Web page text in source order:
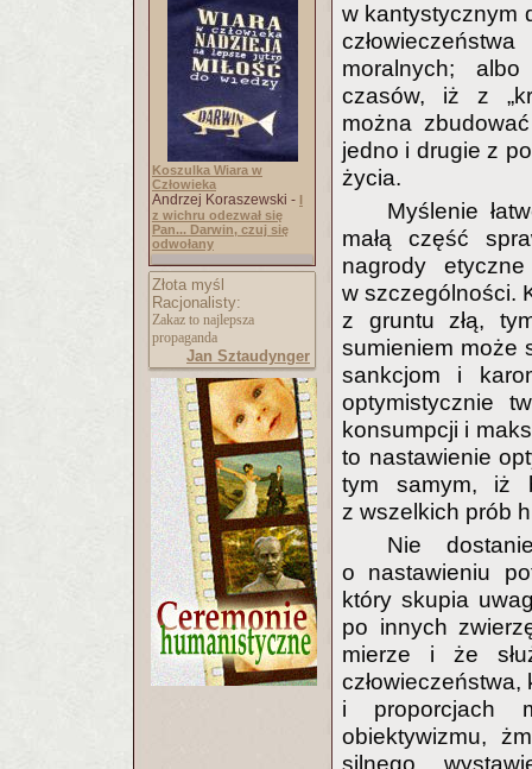
Koszulka Wiara w
Człowieka
Andrzej Koraszewski - I
z wichru odezwał się
Pan... Darwin, czuj się
odwołany
Złota myśl
Racjonalisty:
Zakaz to najlepsza
propaganda
Jan Sztaudynger
w kantystycznym
moralnych; albo
czasów, iż z
można
jedno i drugie z
życia.
Myślenie
małą część
nagrody
w szczególności.
z gruntu złą,
sumieniem może
sankcjom i
optymistycznie
konsumpcji i
to nastawienie
tym samym, iż
z wszelkich prób
Nie
o nastawieniu
który skupia
po innych
mierze i że
i proporcjach
obiektywizmu,
silnego